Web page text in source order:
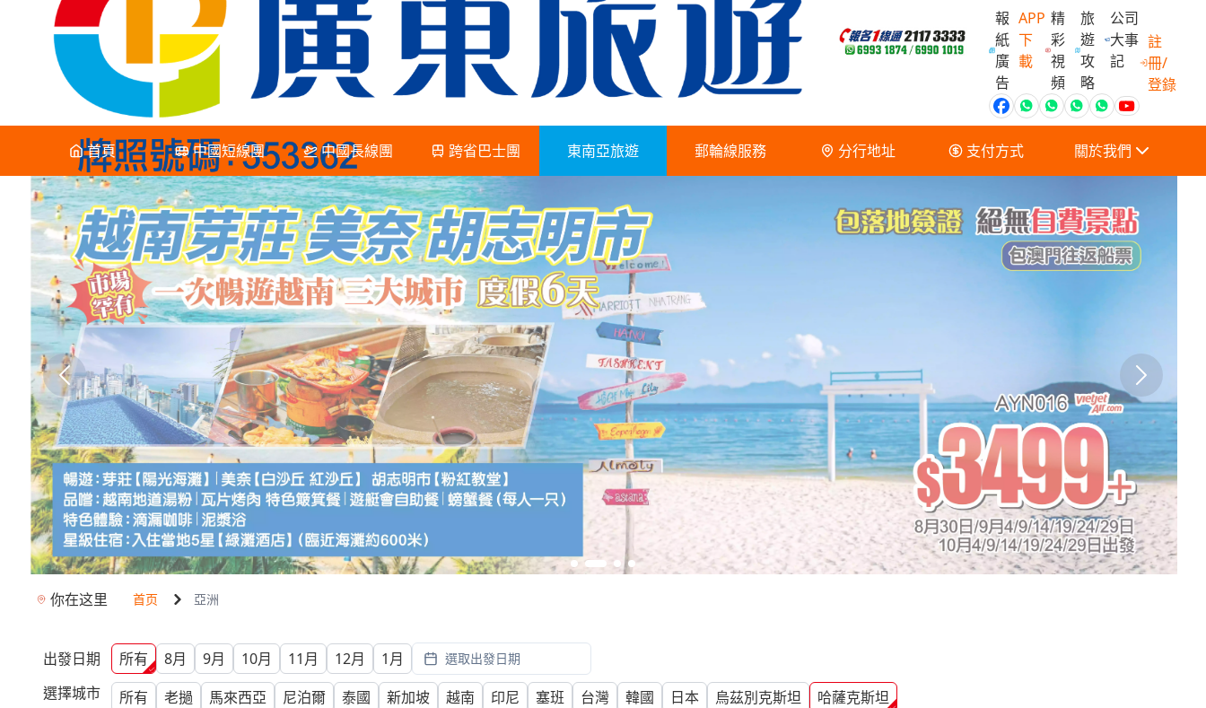
報
紙
廣
告
APP
下
載
精
彩
視
頻
旅
遊
攻
略
公司
大事
記
會員獨家
註
冊/
登錄
首頁 中國短線團 中國長線團 跨省巴士團 東南亞旅遊 郵輪線服務 分行地址 支付方式 關於我們
服務條款及細則
你在这里 首页 亞洲
出發日期 所有 8月 9月 10月 11月 12月 1月 選取出發日期
選擇城市 所有 老撾 馬來西亞 尼泊爾 泰國 新加坡 越南 印尼 塞班 台灣 韓國 日本 烏茲別克斯坦
哈薩克斯坦